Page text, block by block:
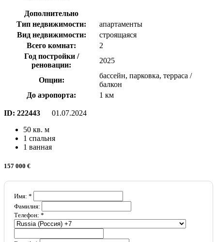
Дополнительно
Тип недвижимости:
апартаменты
Вид недвижимости:
строящаяся
Всего комнат:
2
Год постройки /
реновации:
2025
Опции:
бассейн, парковка, терраса /
балкон
До аэропорта:
1 км
ID: 222443
01.07.2024
50 кв. м
1 спальня
1 ванная
157 000 €
Имя: *
Фамилия:
Телефон: *